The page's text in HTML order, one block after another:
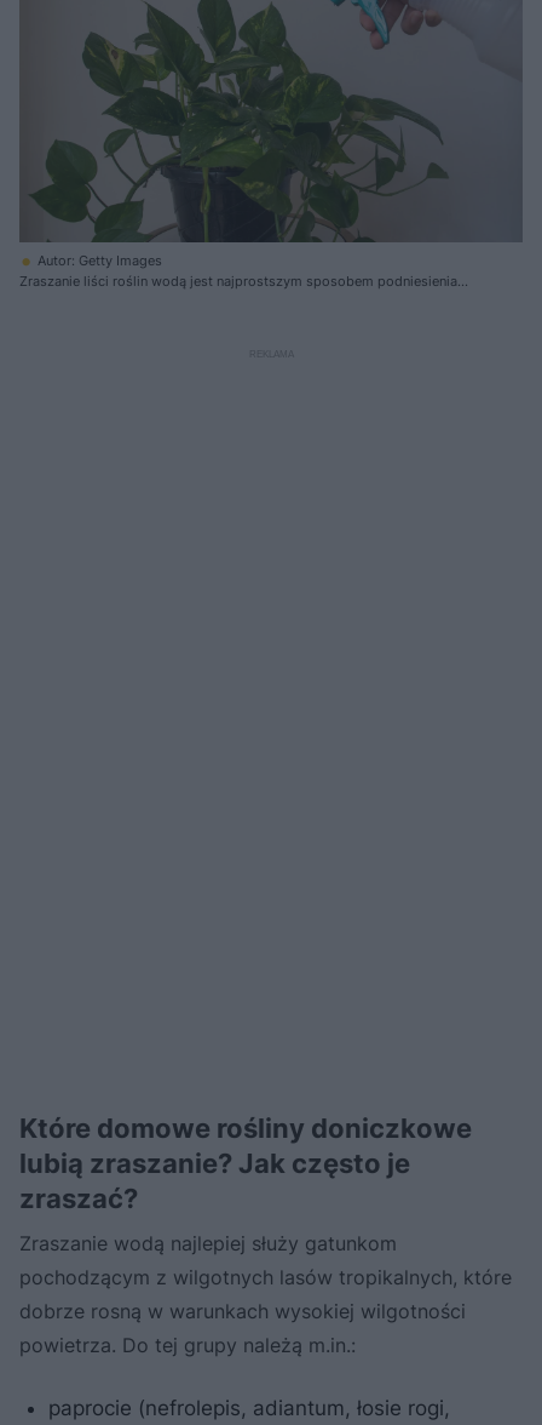
Autor: Getty Images
Zraszanie liści roślin wodą jest najprostszym sposobem podniesienia
Które domowe rośliny doniczkowe
lubią zraszanie? Jak często je
zraszać?
Zraszanie wodą najlepiej służy gatunkom
pochodzącym z wilgotnych lasów tropikalnych, które
dobrze rosną w warunkach wysokiej wilgotności
powietrza. Do tej grupy należą m.in.:
paprocie (nefrolepis, adiantum, łosie rogi,